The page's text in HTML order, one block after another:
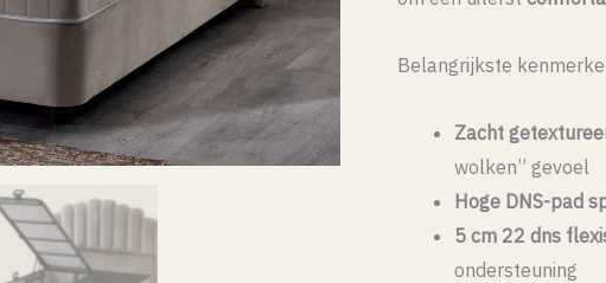
Belangrijkste
Zacht
wolken” gevoel
Hoge DNS-pad
5 cm 22 dns
ondersteuning